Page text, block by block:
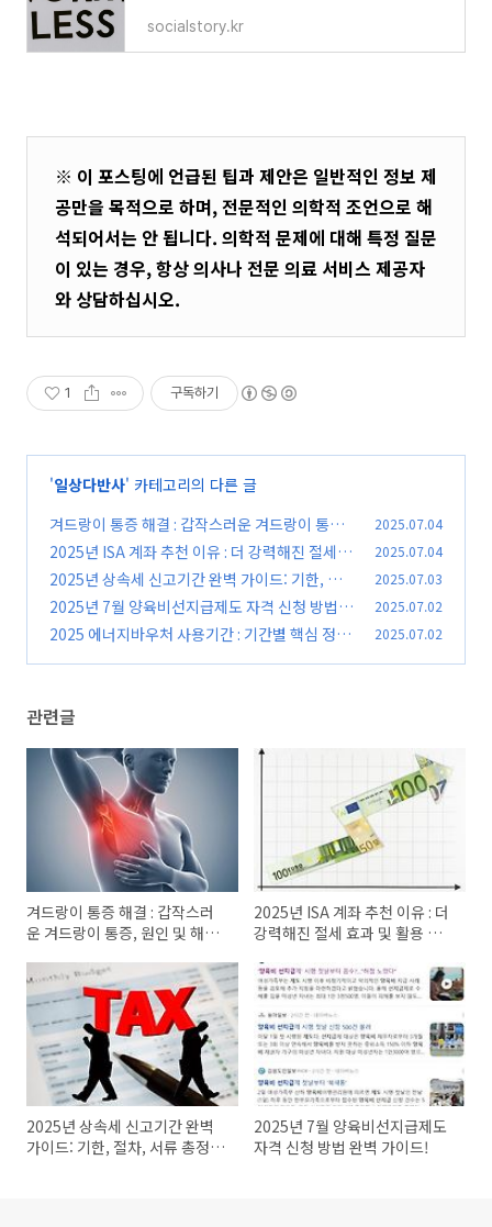
socialstory.kr
※ 이 포스팅에 언급된 팁과 제안은 일반적인 정보 제
공만을 목적으로 하며, 전문적인 의학적 조언으로 해
석되어서는 안 됩니다. 의학적 문제에 대해 특정 질문
이 있는 경우, 항상 의사나 전문 의료 서비스 제공자
와 상담하십시오.
1 구독하기
'일상다반사' 카테고리의 다른 글
겨드랑이 통증 해결 : 갑작스러운 겨드랑이 통증,
원인 및 해결책! (2025년 최신 정보) (0)
2025.07.04
2025년 ISA 계좌 추천 이유 : 더 강력해진 절세 효
과 및 활용 전략
(0)
2025.07.04
2025년 상속세 신고기간 완벽 가이드: 기한, 절
차, 서류 총정리! (0)
2025.07.03
2025년 7월 양육비선지급제도 자격 신청 방법
완벽 가이드!
(0)
2025.07.02
2025 에너지바우처 사용기간 : 기간별 핵심 정보
2025.07.02
관련글
겨드랑이 통증 해결 : 갑작스러
운 겨드랑이 통증, 원인 및 해결
2025년 ISA 계좌 추천 이유 : 더
강력해진 절세 효과 및 활용 전
2025년 상속세 신고기간 완벽
가이드: 기한, 절차, 서류 총정
2025년 7월 양육비선지급제도
자격 신청 방법 완벽 가이드!